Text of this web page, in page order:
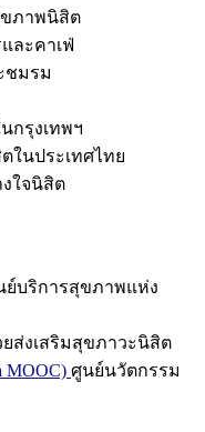
ภาพนิสิต
ละคาเฟ่
ชมรม
กรุงเทพฯ
ในประเทศไทย
ใจนิสิต
ย์บริการสุขภาพแห่ง
ส่งเสริมสุขภาวะนิสิต
MOOC) ศูนย์นวัตกรรม